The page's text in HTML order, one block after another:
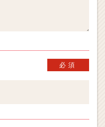
必須